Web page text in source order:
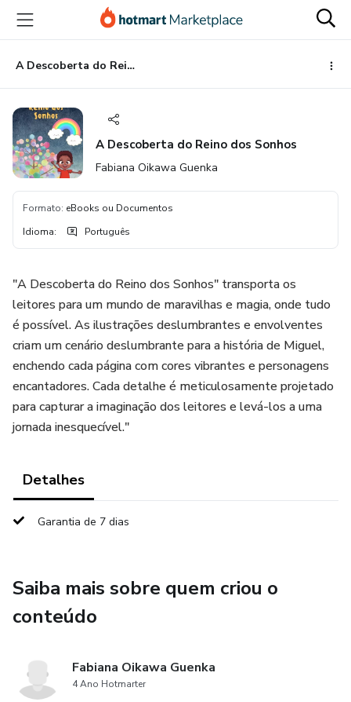
para
conteúdo
principal
para
pagamento
para
rodapé
A Descoberta do Reino dos Sonhos
A Descoberta do Reino dos Sonhos
Fabiana Oikawa Guenka
Formato: eBooks ou Documentos
Idioma: Português
"A Descoberta do Reino dos Sonhos" transporta os
leitores para um mundo de maravilhas e magia, onde tudo
é possível. As ilustrações deslumbrantes e envolventes
criam um cenário deslumbrante para a história de Miguel,
enchendo cada página com cores vibrantes e personagens
encantadores. Cada detalhe é meticulosamente projetado
para capturar a imaginação dos leitores e levá-los a uma
jornada inesquecível."
Detalhes
Garantia de 7 dias
Saiba mais sobre quem criou o
conteúdo
Fabiana Oikawa Guenka
4 Ano Hotmarter